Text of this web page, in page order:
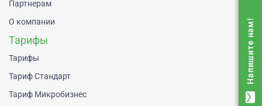
Партнерам
О компании
Тарифы
Тарифы
Тариф Стандарт
Тариф Микробизнес
mail
Напишите нам!